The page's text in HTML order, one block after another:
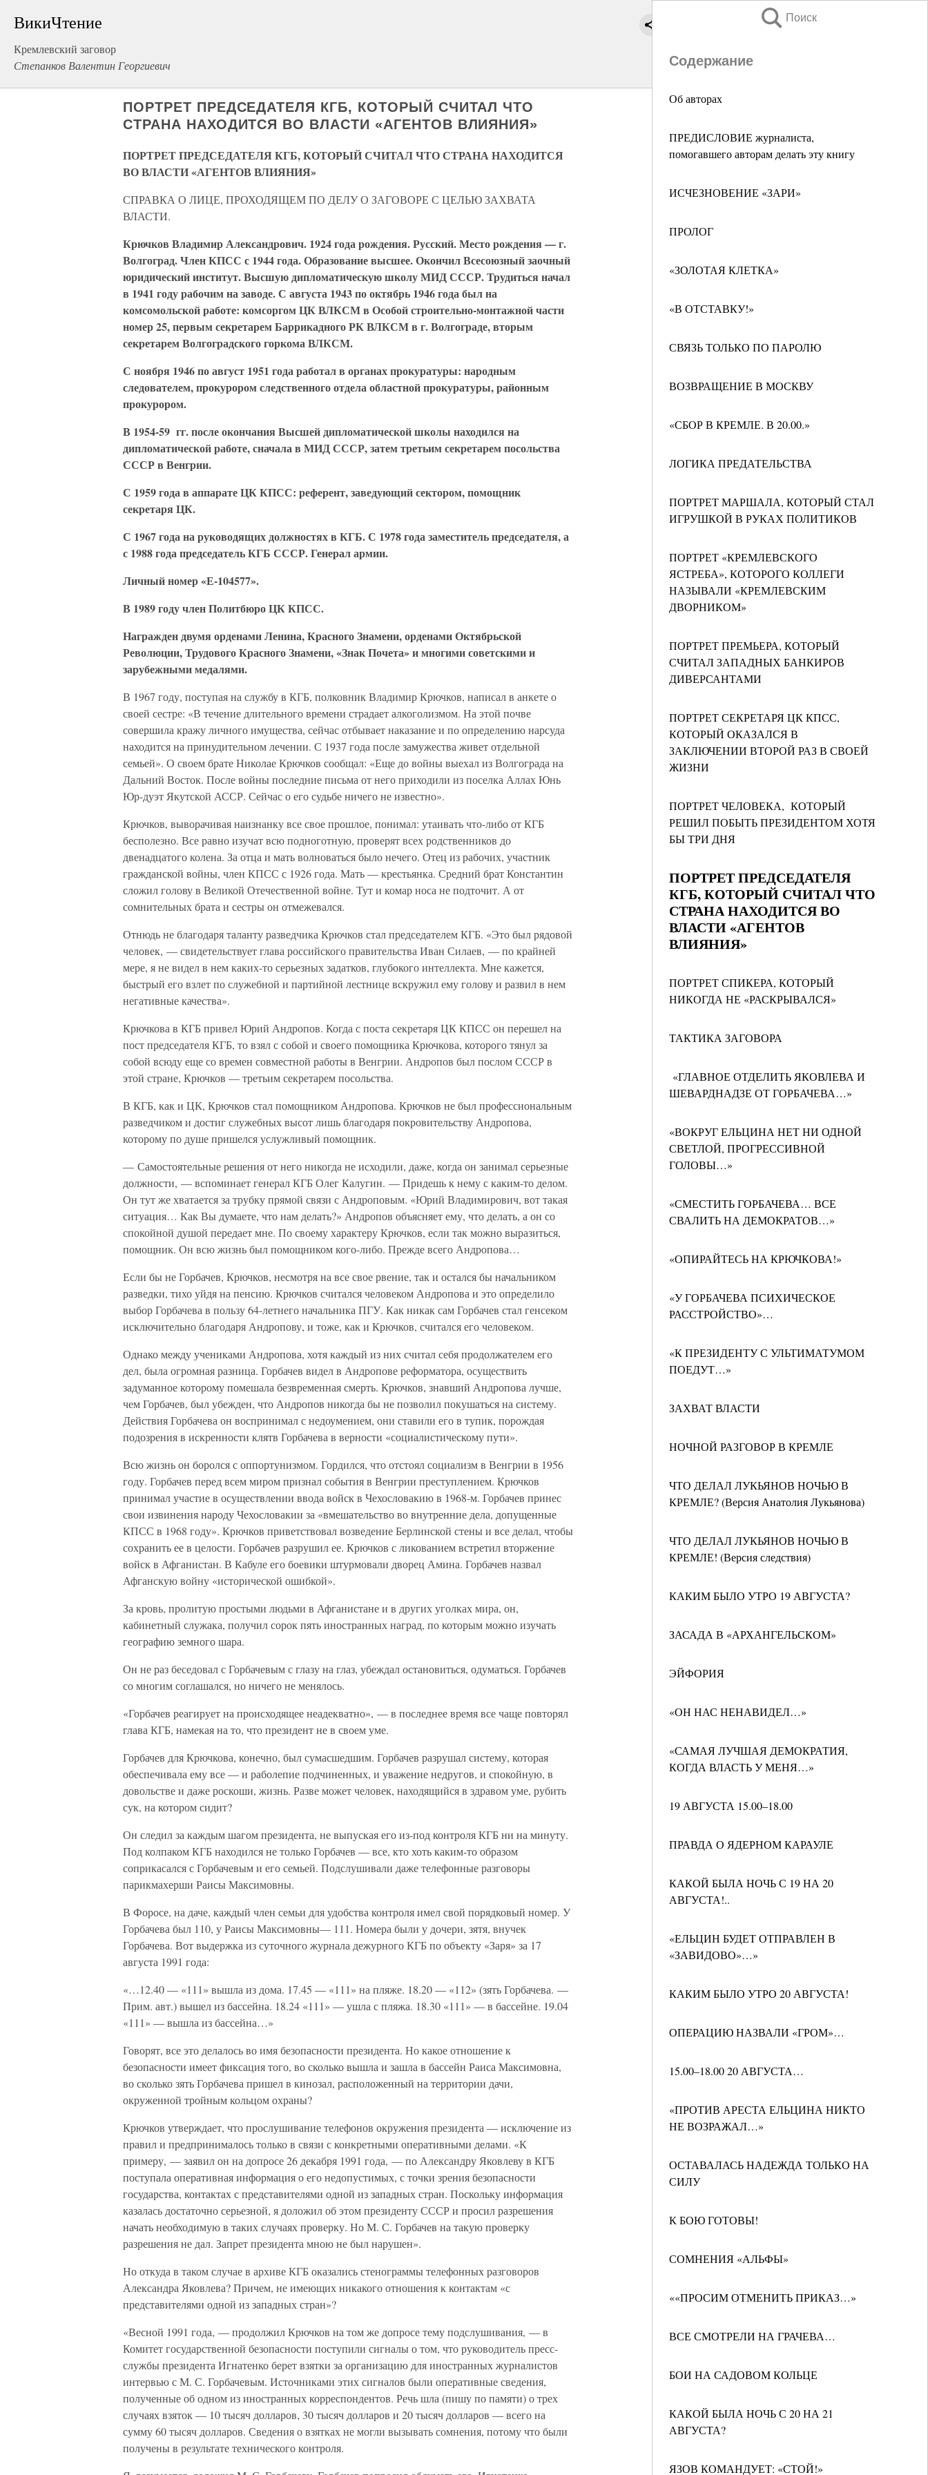
ВикиЧтение
Кремлевский заговор
Степанков Валентин Георгиевич
Поиск
Содержание
Об авторах
ПРЕДИСЛОВИЕ журналиста,
помогавшего авторам делать эту книгу
ИСЧЕЗНОВЕНИЕ «ЗАРИ»
ПРОЛОГ
«ЗОЛОТАЯ КЛЕТКА»
«В ОТСТАВКУ!»
СВЯЗЬ ТОЛЬКО ПО ПАРОЛЮ
ВОЗВРАЩЕНИЕ В МОСКВУ
«СБОР В КРЕМЛЕ. В 20.00.»
ЛОГИКА ПРЕДАТЕЛЬСТВА
ПОРТРЕТ МАРШАЛА, КОТОРЫЙ СТАЛ
ИГРУШКОЙ В РУКАХ ПОЛИТИКОВ
ПОРТРЕТ «КРЕМЛЕВСКОГО
ЯСТРЕБА», КОТОРОГО КОЛЛЕГИ
НАЗЫВАЛИ «КРЕМЛЕВСКИМ
ДВОРНИКОМ»
ПОРТРЕТ ПРЕМЬЕРА, КОТОРЫЙ
СЧИТАЛ ЗАПАДНЫХ БАНКИРОВ
ДИВЕРСАНТАМИ
ПОРТРЕТ СЕКРЕТАРЯ ЦК КПСС,
КОТОРЫЙ ОКАЗАЛСЯ В
ЗАКЛЮЧЕНИИ ВТОРОЙ РАЗ В СВОЕЙ
ЖИЗНИ
ПОРТРЕТ ЧЕЛОВЕКА, КОТОРЫЙ
РЕШИЛ ПОБЫТЬ ПРЕЗИДЕНТОМ ХОТЯ
БЫ ТРИ ДНЯ
ПОРТРЕТ ПРЕДСЕДАТЕЛЯ
КГБ, КОТОРЫЙ СЧИТАЛ ЧТО
СТРАНА НАХОДИТСЯ ВО
ВЛАСТИ «АГЕНТОВ
ВЛИЯНИЯ»
ПОРТРЕТ СПИКЕРА, КОТОРЫЙ
НИКОГДА НЕ «РАСКРЫВАЛСЯ»
ТАКТИКА ЗАГОВОРА
«ГЛАВНОЕ ОТДЕЛИТЬ ЯКОВЛЕВА И
ШЕВАРДНАДЗЕ ОТ ГОРБАЧЕВА…»
«ВОКРУГ ЕЛЬЦИНА НЕТ НИ ОДНОЙ
СВЕТЛОЙ, ПРОГРЕССИВНОЙ
ГОЛОВЫ…»
«СМЕСТИТЬ ГОРБАЧЕВА… ВСЕ
СВАЛИТЬ НА ДЕМОКРАТОВ…»
«ОПИРАЙТЕСЬ НА КРЮЧКОВА!»
«У ГОРБАЧЕВА ПСИХИЧЕСКОЕ
РАССТРОЙСТВО»…
«К ПРЕЗИДЕНТУ С УЛЬТИМАТУМОМ
ПОЕДУТ…»
ЗАХВАТ ВЛАСТИ
НОЧНОЙ РАЗГОВОР В КРЕМЛЕ
ЧТО ДЕЛАЛ ЛУКЬЯНОВ НОЧЬЮ В
КРЕМЛЕ? (Версия Анатолия Лукьянова)
ЧТО ДЕЛАЛ ЛУКЬЯНОВ НОЧЬЮ В
КРЕМЛЕ! (Версия следствия)
КАКИМ БЫЛО УТРО 19 АВГУСТА?
ЗАСАДА В «АРХАНГЕЛЬСКОМ»
ЭЙФОРИЯ
«ОН НАС НЕНАВИДЕЛ…»
«САМАЯ ЛУЧШАЯ ДЕМОКРАТИЯ,
КОГДА ВЛАСТЬ У МЕНЯ…»
19 АВГУСТА 15.00–18.00
ПРАВДА О ЯДЕРНОМ КАРАУЛЕ
КАКОЙ БЫЛА НОЧЬ С 19 НА 20
АВГУСТА!..
«ЕЛЬЦИН БУДЕТ ОТПРАВЛЕН В
«ЗАВИДОВО»…»
КАКИМ БЫЛО УТРО 20 АВГУСТА!
ОПЕРАЦИЮ НАЗВАЛИ «ГРОМ»…
15.00–18.00 20 АВГУСТА…
«ПРОТИВ АРЕСТА ЕЛЬЦИНА НИКТО
НЕ ВОЗРАЖАЛ…»
ОСТАВАЛАСЬ НАДЕЖДА ТОЛЬКО НА
СИЛУ
К БОЮ ГОТОВЫ!
СОМНЕНИЯ «АЛЬФЫ»
««ПРОСИМ ОТМЕНИТЬ ПРИКАЗ…»
ВСЕ СМОТРЕЛИ НА ГРАЧЕВА…
БОИ НА САДОВОМ КОЛЬЦЕ
КАКОЙ БЫЛА НОЧЬ С 20 НА 21
АВГУСТА?
ЯЗОВ КОМАНДУЕТ: «СТОЙ!»
ПОРТРЕТ ПРЕДСЕДАТЕЛЯ КГБ, КОТОРЫЙ СЧИТАЛ ЧТО
СТРАНА НАХОДИТСЯ ВО ВЛАСТИ «АГЕНТОВ ВЛИЯНИЯ»
ПОРТРЕТ ПРЕДСЕДАТЕЛЯ КГБ, КОТОРЫЙ СЧИТАЛ ЧТО СТРАНА НАХОДИТСЯ
ВО ВЛАСТИ «АГЕНТОВ ВЛИЯНИЯ»
СПРАВКА О ЛИЦЕ, ПРОХОДЯЩЕМ ПО ДЕЛУ О ЗАГОВОРЕ С ЦЕЛЬЮ ЗАХВАТА
ВЛАСТИ.
Крючков Владимир Александрович. 1924 года рождения. Русский. Место рождения — г.
Волгоград. Член КПСС с 1944 года. Образование высшее. Окончил Всесоюзный заочный
юридический институт. Высшую дипломатическую школу МИД СССР. Трудиться начал
в 1941 году рабочим на заводе. С августа 1943 по октябрь 1946 года был на
комсомольской работе: комсоргом ЦК ВЛКСМ в Особой строительно-монтажной части
номер 25, первым секретарем Баррикадного РК ВЛКСМ в г. Волгограде, вторым
секретарем Волгоградского горкома ВЛКСМ.
С ноября 1946 по август 1951 года работал в органах прокуратуры: народным
следователем, прокурором следственного отдела областной прокуратуры, районным
прокурором.
В 1954-59 гг. после окончания Высшей дипломатической школы находился на
дипломатической работе, сначала в МИД СССР, затем третьим секретарем посольства
СССР в Венгрии.
С 1959 года в аппарате ЦК КПСС: референт, заведующий сектором, помощник
секретаря ЦК.
С 1967 года на руководящих должностях в КГБ. С 1978 года заместитель председателя, а
с 1988 года председатель КГБ СССР. Генерал армии.
Личный номер «Е-104577».
В 1989 году член Политбюро ЦК КПСС.
Награжден двумя орденами Ленина, Красного Знамени, орденами Октябрьской
Революции, Трудового Красного Знамени, «Знак Почета» и многими советскими и
зарубежными медалями.
В 1967 году, поступая на службу в КГБ, полковник Владимир Крючков, написал в анкете о
своей сестре: «В течение длительного времени страдает алкоголизмом. На этой почве
совершила кражу личного имущества, сейчас отбывает наказание и по определению нарсуда
находится на принудительном лечении. С 1937 года после замужества живет отдельной
семьей». О своем брате Николае Крючков сообщал: «Еще до войны выехал из Волгограда на
Дальний Восток. После войны последние письма от него приходили из поселка Аллах Юнь
Юр-дуэт Якутской АССР. Сейчас о его судьбе ничего не известно».
Крючков, выворачивая наизнанку все свое прошлое, понимал: утаивать что-либо от КГБ
бесполезно. Все равно изучат всю подноготную, проверят всех родственников до
двенадцатого колена. За отца и мать волноваться было нечего. Отец из рабочих, участник
гражданской войны, член КПСС с 1926 года. Мать — крестьянка. Средний брат Константин
сложил голову в Великой Отечественной войне. Тут и комар носа не подточит. А от
сомнительных брата и сестры он отмежевался.
Отнюдь не благодаря таланту разведчика Крючков стал председателем КГБ. «Это был рядовой
человек, — свидетельствует глава российского правительства Иван Силаев, — по крайней
мере, я не видел в нем каких-то серьезных задатков, глубокого интеллекта. Мне кажется,
быстрый его взлет по служебной и партийной лестнице вскружил ему голову и развил в нем
негативные качества».
Крючкова в КГБ привел Юрий Андропов. Когда с поста секретаря ЦК КПСС он перешел на
пост председателя КГБ, то взял с собой и своего помощника Крючкова, которого тянул за
собой всюду еще со времен совместной работы в Венгрии. Андропов был послом СССР в
этой стране, Крючков — третьим секретарем посольства.
В КГБ, как и ЦК, Крючков стал помощником Андропова. Крючков не был профессиональным
разведчиком и достиг служебных высот лишь благодаря покровительству Андропова,
которому по душе пришелся услужливый помощник.
— Самостоятельные решения от него никогда не исходили, даже, когда он занимал серьезные
должности, — вспоминает генерал КГБ Олег Калугин. — Придешь к нему с каким-то делом.
Он тут же хватается за трубку прямой связи с Андроповым. «Юрий Владимирович, вот такая
ситуация… Как Вы думаете, что нам делать?» Андропов объясняет ему, что делать, а он со
спокойной душой передает мне. По своему характеру Крючков, если так можно выразиться,
помощник. Он всю жизнь был помощником кого-либо. Прежде всего Андропова…
Если бы не Горбачев, Крючков, несмотря на все свое рвение, так и остался бы начальником
разведки, тихо уйдя на пенсию. Крючков считался человеком Андропова и это определило
выбор Горбачева в пользу 64-летнего начальника ПГУ. Как никак сам Горбачев стал генсеком
исключительно благодаря Андропову, и тоже, как и Крючков, считался его человеком.
Однако между учениками Андропова, хотя каждый из них считал себя продолжателем его
дел, была огромная разница. Горбачев видел в Андропове реформатора, осуществить
задуманное которому помешала безвременная смерть. Крючков, знавший Андропова лучше,
чем Горбачев, был убежден, что Андропов никогда бы не позволил покушаться на систему.
Действия Горбачева он воспринимал с недоумением, они ставили его в тупик, порождая
подозрения в искренности клятв Горбачева в верности «социалистическому пути».
Всю жизнь он боролся с оппортунизмом. Гордился, что отстоял социализм в Венгрии в 1956
году. Горбачев перед всем миром признал события в Венгрии преступлением. Крючков
принимал участие в осуществлении ввода войск в Чехословакию в 1968-м. Горбачев принес
свои извинения народу Чехословакии за «вмешательство во внутренние дела, допущенные
КПСС в 1968 году». Крючков приветствовал возведение Берлинской стены и все делал, чтобы
сохранить ее в целости. Горбачев разрушил ее. Крючков с ликованием встретил вторжение
войск в Афганистан. В Кабуле его боевики штурмовали дворец Амина. Горбачев назвал
Афганскую войну «исторической ошибкой».
За кровь, пролитую простыми людьми в Афганистане и в других уголках мира, он,
кабинетный служака, получил сорок пять иностранных наград, по которым можно изучать
географию земного шара.
Он не раз беседовал с Горбачевым с глазу на глаз, убеждал остановиться, одуматься. Горбачев
со многим соглашался, но ничего не менялось.
«Горбачев реагирует на происходящее неадекватно», — в последнее время все чаще повторял
глава КГБ, намекая на то, что президент не в своем уме.
Горбачев для Крючкова, конечно, был сумасшедшим. Горбачев разрушал систему, которая
обеспечивала ему все — и раболепие подчиненных, и уважение недругов, и спокойную, в
довольстве и даже роскоши, жизнь. Разве может человек, находящийся в здравом уме, рубить
сук, на котором сидит?
Он следил за каждым шагом президента, не выпуская его из-под контроля КГБ ни на минуту.
Под колпаком КГБ находился не только Горбачев — все, кто хоть каким-то образом
соприкасался с Горбачевым и его семьей. Подслушивали даже телефонные разговоры
парикмахерши Раисы Максимовны.
В Форосе, на даче, каждый член семьи для удобства контроля имел свой порядковый номер. У
Горбачева был 110, у Раисы Максимовны— 111. Номера были у дочери, зятя, внучек
Горбачева. Вот выдержка из суточного журнала дежурного КГБ по объекту «Заря» за 17
августа 1991 года:
«…12.40 — «111» вышла из дома. 17.45 — «111» на пляже. 18.20 — «112» (зять Горбачева. —
Прим. авт.) вышел из бассейна. 18.24 «111» — ушла с пляжа. 18.30 «111» — в бассейне. 19.04
«111» — вышла из бассейна…»
Говорят, все это делалось во имя безопасности президента. Но какое отношение к
безопасности имеет фиксация того, во сколько вышла и зашла в бассейн Раиса Максимовна,
во сколько зять Горбачева пришел в кинозал, расположенный на территории дачи,
окруженной тройным кольцом охраны?
Крючков утверждает, что прослушивание телефонов окружения президента — исключение из
правил и предпринималось только в связи с конкретными оперативными делами. «К
примеру, — заявил он на допросе 26 декабря 1991 года, — по Александру Яковлеву в КГБ
поступала оперативная информация о его недопустимых, с точки зрения безопасности
государства, контактах с представителями одной из западных стран. Поскольку информация
казалась достаточно серьезной, я доложил об этом президенту СССР и просил разрешения
начать необходимую в таких случаях проверку. Но М. С. Горбачев на такую проверку
разрешения не дал. Запрет президента мною не был нарушен».
Но откуда в таком случае в архиве КГБ оказались стенограммы телефонных разговоров
Александра Яковлева? Причем, не имеющих никакого отношения к контактам «с
представителями одной из западных стран»?
«Весной 1991 года, — продолжил Крючков на том же допросе тему подслушивания, — в
Комитет государственной безопасности поступили сигналы о том, что руководитель пресс-
службы президента Игнатенко берет взятки за организацию для иностранных журналистов
интервью с М. С. Горбачевым. Источниками этих сигналов были оперативные сведения,
полученные об одном из иностранных корреспондентов. Речь шла (пишу по памяти) о трех
случаях взяток — 10 тысяч долларов, 30 тысяч долларов и 20 тысяч долларов — всего на
сумму 60 тысяч долларов. Сведения о взятках не могли вызывать сомнения, потому что были
получены в результате технического контроля.